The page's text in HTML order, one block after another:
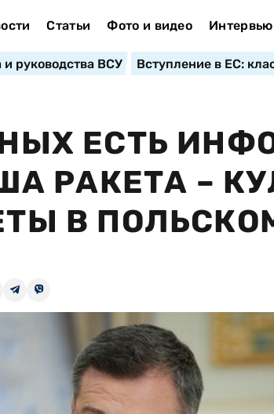
Статьи Фото и видео Интервью
и руководства ВСУ Вступление в ЕС:
ЕСТЬ
РАКЕТА –
В